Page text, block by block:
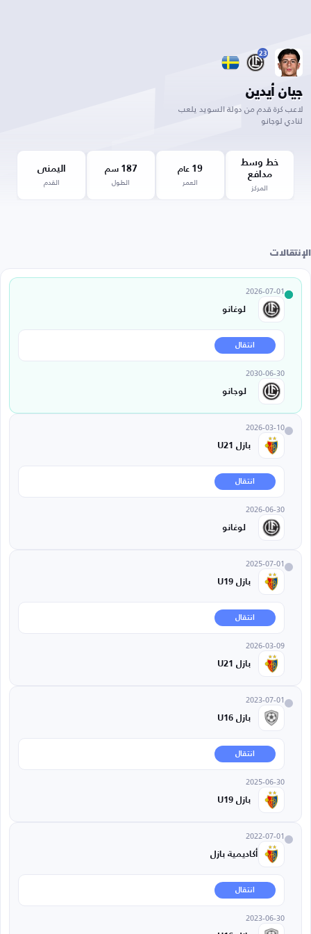
23
جيان أيدين
لاعب كرة قدم من دولة السويد يلعب
لنادي لوجانو
خط وسط
مدافع
المركز
19 عام
العمر
187 سم
الطول
اليمنى
القدم
الإنتقالات
2026-07-01
لوغانو
انتقال
2030-06-30
لوجانو
2026-03-10
بازل U21
انتقال
2026-06-30
لوغانو
2025-07-01
بازل U19
انتقال
2026-03-09
بازل U21
2023-07-01
بازل U16
انتقال
2025-06-30
بازل U19
2022-07-01
أكاديمية بازل
انتقال
2023-06-30